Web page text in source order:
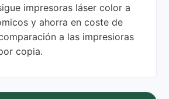
impresoras láser color a
y ahorra en coste de
a las impresioras
copia.